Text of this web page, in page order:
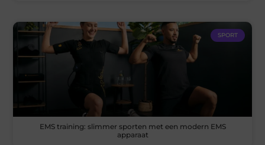
SPORT
EMS training: slimmer sporten met een modern EMS
apparaat